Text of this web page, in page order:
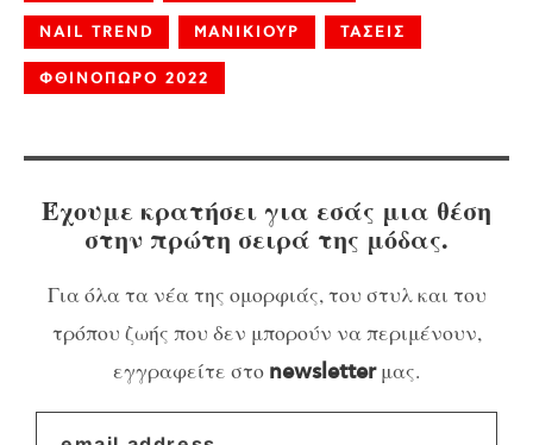
NAIL TREND ΜΑΝΙΚΙΟΥΡ ΤΑΣΕΙΣ
ΦΘΙΝΟΠΩΡΟ 2022
Έχουμε κρατήσει για εσάς μια θέση
στην πρώτη σειρά της μόδας.
Για όλα τα νέα της ομορφιάς, του στυλ και του
τρόπου ζωής που δεν μπορούν να περιμένουν,
εγγραφείτε στο newsletterμας.